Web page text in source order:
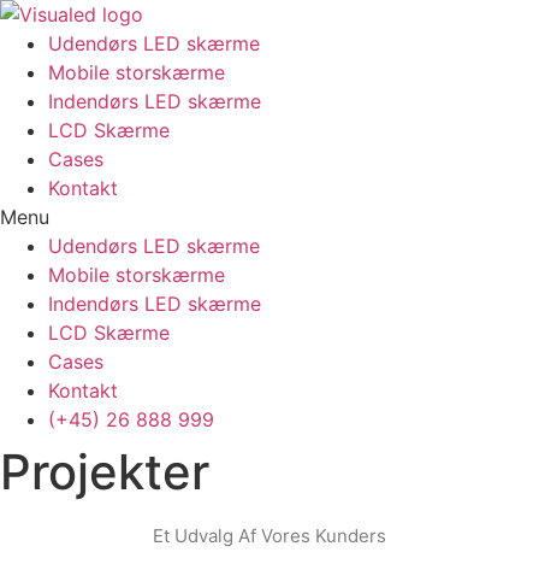
Udendørs LED skærme
Mobile storskærme
Indendørs LED skærme
LCD Skærme
Cases
Kontakt
Menu
Udendørs LED skærme
Mobile storskærme
Indendørs LED skærme
LCD Skærme
Cases
Kontakt
(+45) 26 888 999
Projekter
Et Udvalg Af Vores Kunders